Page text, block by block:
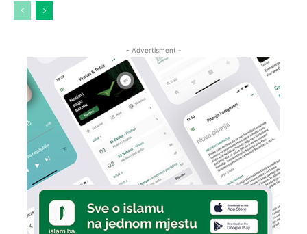
- Advertisment -